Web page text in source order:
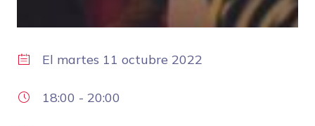
El martes 11 octubre 2022
18:00 - 20:00